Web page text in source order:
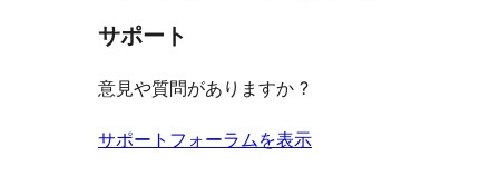
サポート
意見や質問がありますか ?
サポートフォーラムを表示